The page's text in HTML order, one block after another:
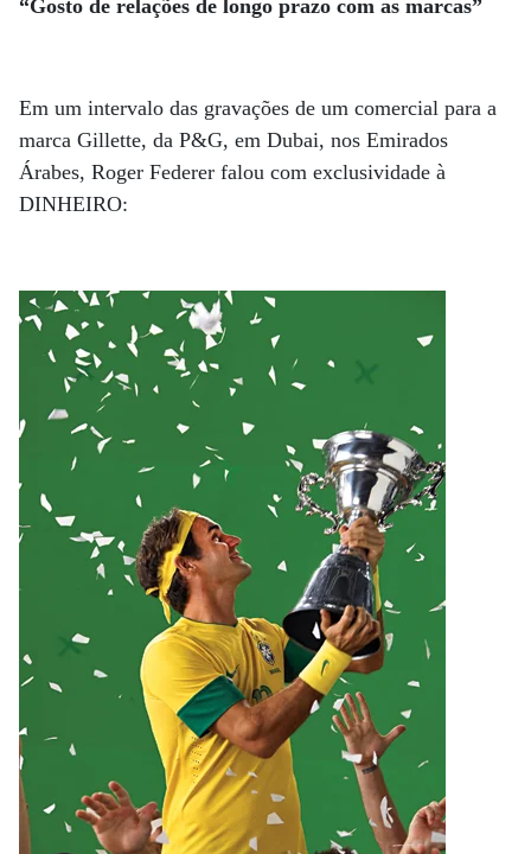
“Gosto de relações de longo prazo com as marcas”
Em um intervalo das gravações de um comercial para a
marca Gillette, da P&G, em Dubai, nos Emirados
Árabes, Roger Federer falou com exclusividade à
DINHEIRO: